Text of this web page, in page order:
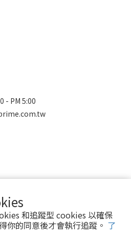
和追蹤型 cookies 以確保
你的同意後才會執行追蹤。 了
- PM 5:00
務條款│ 2022 © 派瑪寵物 PET MART